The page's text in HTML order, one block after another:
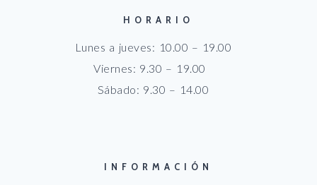
HORARIO
Lunes a jueves: 10.00 – 19.00
Viernes: 9.30 – 19.00
Sábado: 9.30 – 14.00
INFORMACIÓN